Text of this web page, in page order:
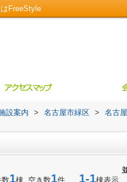
FreeStyle
設案内 > 名古屋市緑区 > 名古
数1棟 空き数1件 1-1棟表示